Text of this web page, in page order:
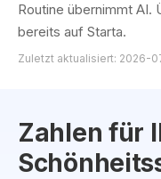
Routine übernimmt AI.
bereits auf Starta.
Zuletzt aktualisiert: 2026-
Zahlen für